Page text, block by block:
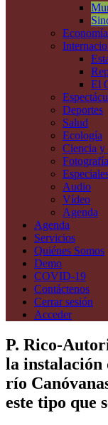
El
Deportes
Salud
Ecología
Ciencia y
Audio
Vídeo
Agenda
Agenda
Servicios
Quiénes Somos
Demo
COVID-19
Contáctenos
Cerrar sesión
Acceder
P. Rico-
la instalación
río
este tipo que